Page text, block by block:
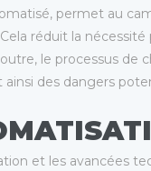
permet au
réduit la
le processus de
ainsi des dangers
et les avancées